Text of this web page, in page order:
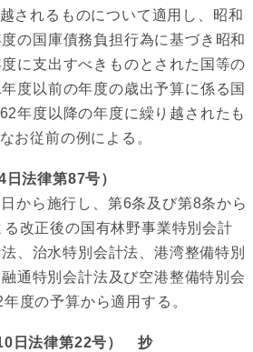
されるものについて適用し、昭和
の国庫債務負担行為に基づき昭和
に支出すべきものとされた国等の
度以前の年度の歳出予算に係る国
年度以降の年度に繰り越されたも
お従前の例による。
法律第87号）
から施行し、第6条及び第8条から
改正後の国有林野事業特別会計
、治水特別会計法、港湾整備特別
通特別会計法及び空港整備特別会
度の予算から適用する。
日法律第22号） 抄